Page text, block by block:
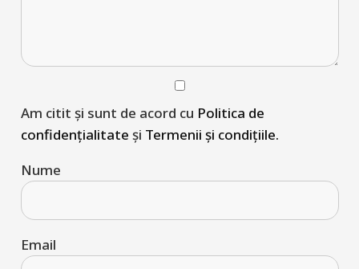
Am citit și sunt de acord cu Politica de
confidențialitate și Termenii și condițiile.
Nume
Email